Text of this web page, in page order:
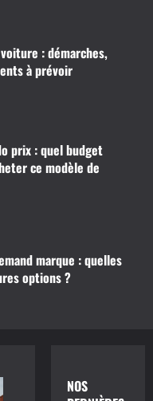
: démarches,
à prévoir
prix : quel budget
ce modèle de
marque : quelles
options ?
NOS